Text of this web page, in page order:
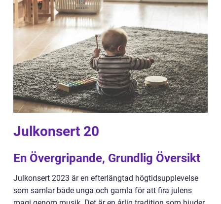
Julkonsert 20
En Övergripande, Grundlig Översikt
Julkonsert 2023 är en efterlängtad högtidsupplevelse
som samlar både unga och gamla för att fira julens